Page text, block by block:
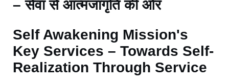
– सेवा से आत्मजागृति की ओर
Self Awakening Mission's
Key Services – Towards Self-
Realization Through Service